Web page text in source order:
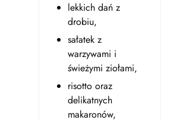
lekkich dań z
drobiu,
sałatek z
warzywami i
świeżymi ziołami,
risotto oraz
delikatnych
makaronów,